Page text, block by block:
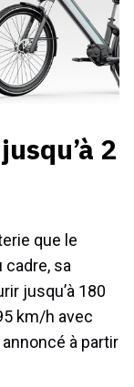
2
que le
cadre, sa
jusqu’à 180
km/h avec
à partir